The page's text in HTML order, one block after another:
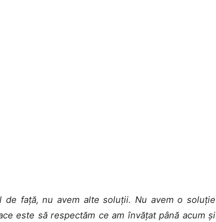
față, nu avem alte soluții. Nu avem o soluție
este să respectăm ce am învățat până acum și